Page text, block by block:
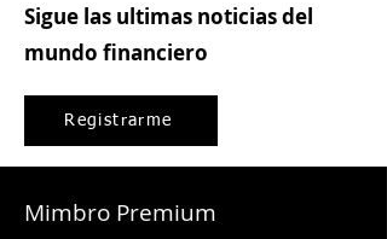
Sigue las ultimas noticias del
mundo financiero
Registrarme
Mimbro Premium